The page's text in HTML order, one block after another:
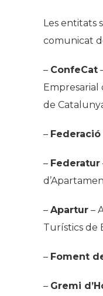
Les entitats
comunicat
– ConfeCat
Empresarial
de
– Federació
– Federatur
– Apartur –
Turístics de
– Foment
– Gremi